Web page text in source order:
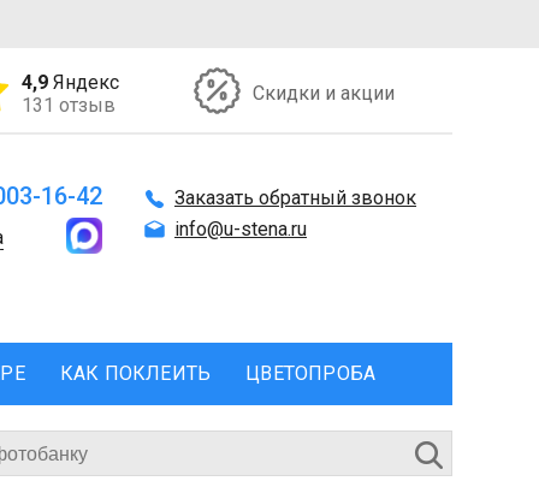
4,9 Яндекс
131 отзыв
Скидки и акции
16-42
Заказать обратный звонок
info@u-stena.ru
КАК ПОКЛЕИТЬ ЦВЕТОПРОБА